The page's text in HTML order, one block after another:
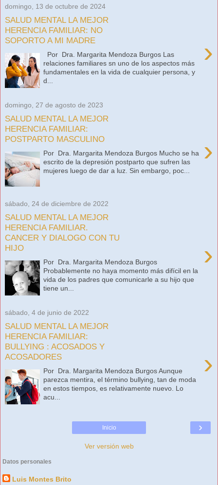
domingo, 13 de octubre de 2024
SALUD MENTAL LA MEJOR
HERENCIA FAMILIAR: NO
SOPORTO A MI MADRE
›
Por Dra. Margarita Mendoza Burgos Las
relaciones familiares sn uno de los aspectos más
fundamentales en la vida de cualquier persona, y
d...
domingo, 27 de agosto de 2023
SALUD MENTAL LA MEJOR
HERENCIA FAMILIAR:
POSTPARTO MASCULINO
›
Por Dra. Margarita Mendoza Burgos Mucho se ha
escrito de la depresión postparto que sufren las
mujeres luego de dar a luz. Sin embargo, poc...
sábado, 24 de diciembre de 2022
SALUD MENTAL LA MEJOR
HERENCIA FAMILIAR.
CANCER Y DIALOGO CON TU
HIJO
›
Por Dra. Margarita Mendoza Burgos
Probablemente no haya momento más difícil en la
vida de los padres que comunicarle a su hijo que
tiene un...
sábado, 4 de junio de 2022
SALUD MENTAL LA MEJOR
HERENCIA FAMILIAR:
BULLYING : ACOSADOS Y
ACOSADORES
›
Por Dra. Margarita Mendoza Burgos Aunque
parezca mentira, el término bullying, tan de moda
en estos tiempos, es relativamente nuevo. Lo
acu...
›
Inicio
Ver versión web
Datos personales
Luis Montes Brito